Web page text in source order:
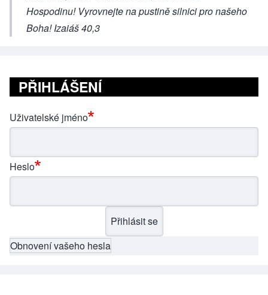
Hospodinu! Vyrovnejte na pustině silnici pro našeho
Boha! Izaiáš 40,3
PŘIHLÁŠENÍ
Uživatelské jméno
Heslo
Obnovení vašeho hesla